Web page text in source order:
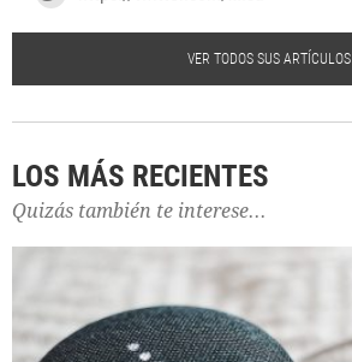
VER TODOS SUS ARTÍCULOS
LOS MÁS RECIENTES
Quizás también te interese...